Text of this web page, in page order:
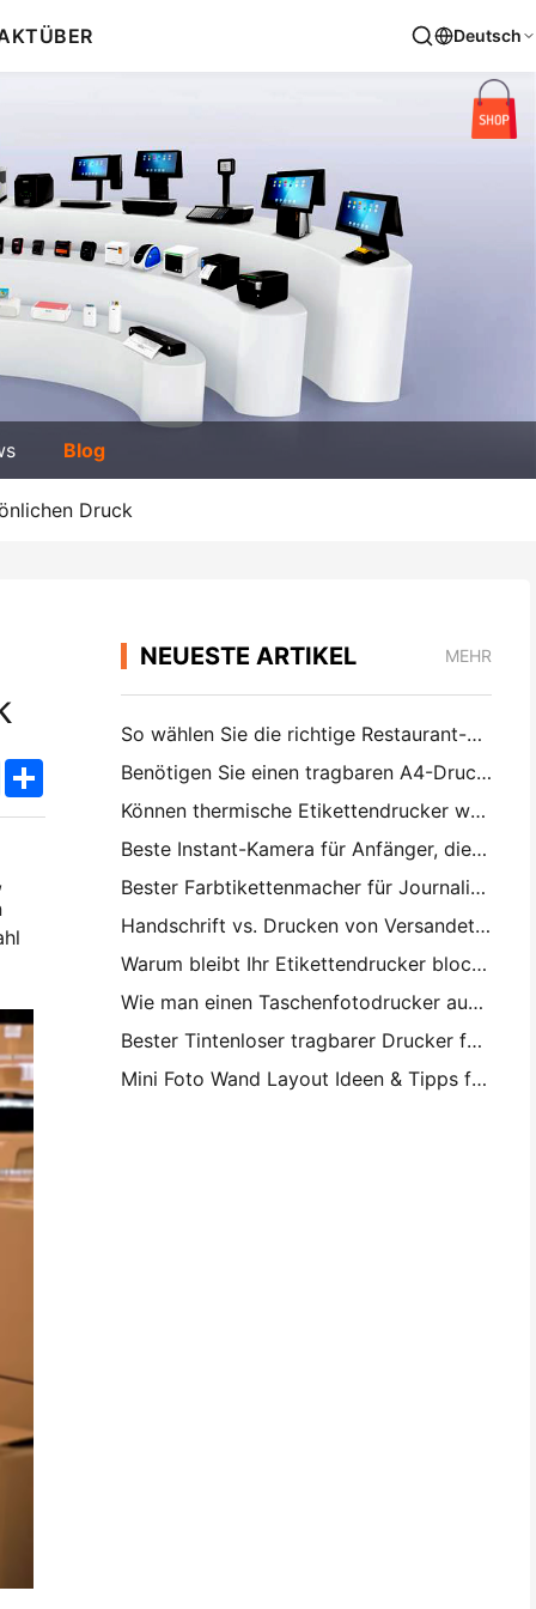
ÜBER Deutsch
Blog
Druck
TwitterShare
NEUESTE ARTIKEL MEHR
So wählen Sie die richtige Restaurant-Software für Ihr kleines oder mittleres Restaurant
Benötigen Sie einen tragbaren A4-Drucker für Lagerrechnungen? Was eigentlich funktioniert
Können thermische Etikettendrucker wasserdichte Etiketten für kleine Unternehmen herstellen?
Beste Instant-Kamera für Anfänger, die kein Papier verschwenden wollen
Bester Farbtikettenmacher für Journalisierung und Scrapbooking: Mehr Farbe auf jeder Seite hinzufügen
Handschrift vs. Drucken von Versandetiketten: Tipps für kleine Unternehmen im Jahr 2026
Warum bleibt Ihr Etikettendrucker blockiert?
Wie man einen Taschenfotodrucker auswählt: Eine vollständige Anleitung für Journalisten, Reisende und iPhone-Benutzer
Bester Tintenloser tragbarer Drucker für Reisen, Schule und mobile Arbeit: Hanin MT620 Pro Review
Mini Foto Wand Layout Ideen & Tipps für Schlafzimmer und Schlafsaal Dekoration